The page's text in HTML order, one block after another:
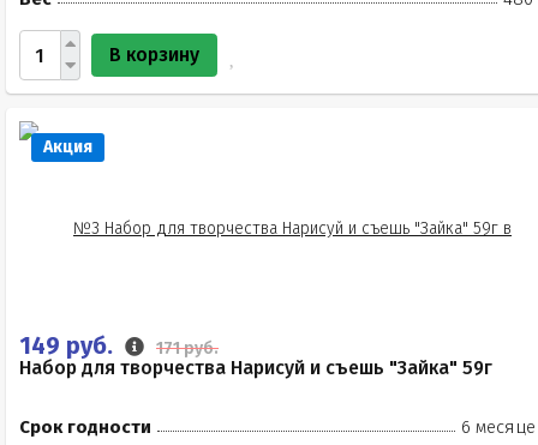
В корзину
Акция
149 руб. 171 руб.
Набор для творчества Нарисуй и съешь "Зайка" 59г
Срок годности
6